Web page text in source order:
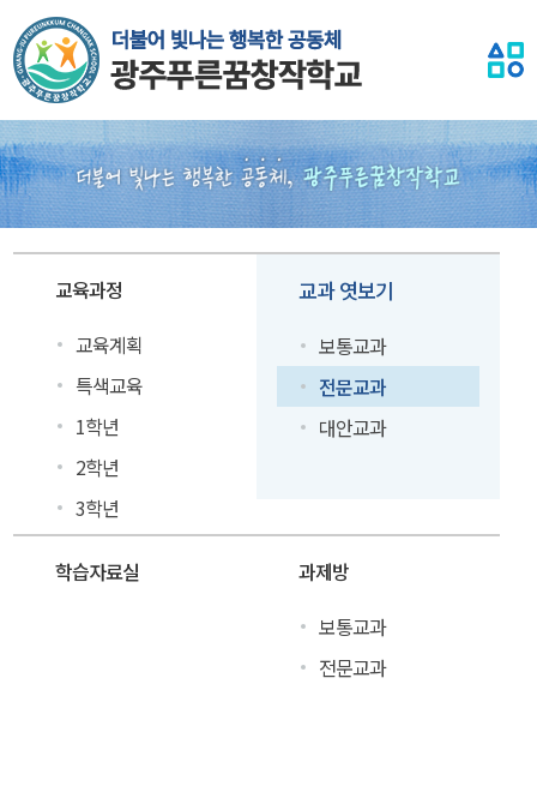
교육과정
교육계획
특색교육
1학년
2학년
3학년
교과 엿보기
보통교과
전문교과
대안교과
학습자료실
과제방
보통교과
전문교과